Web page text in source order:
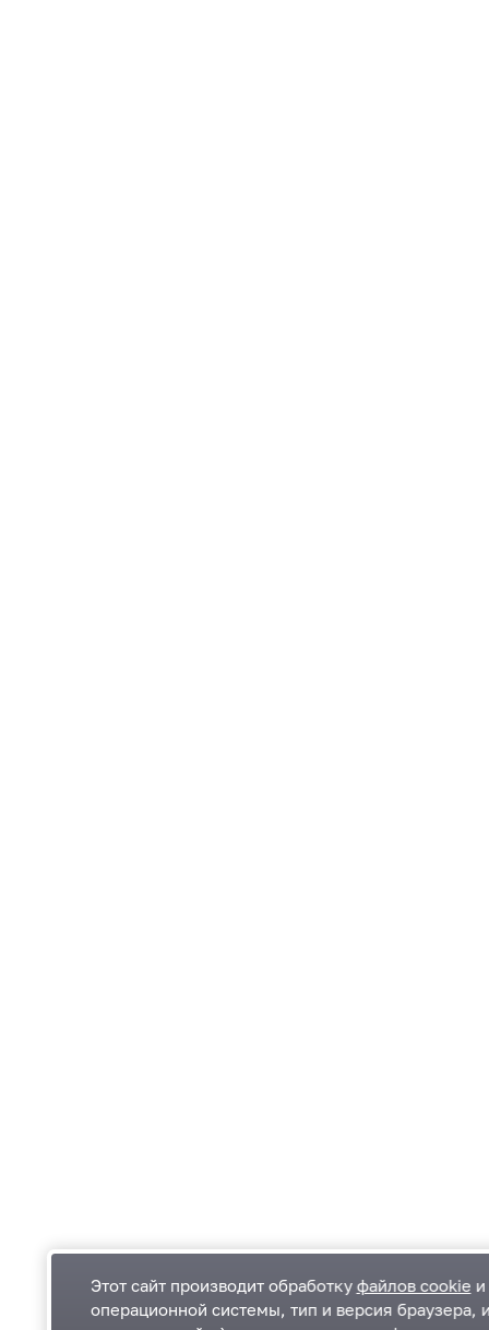
Этот сайт производит обработку файлов cookie
операционной системы, тип и версия браузера,